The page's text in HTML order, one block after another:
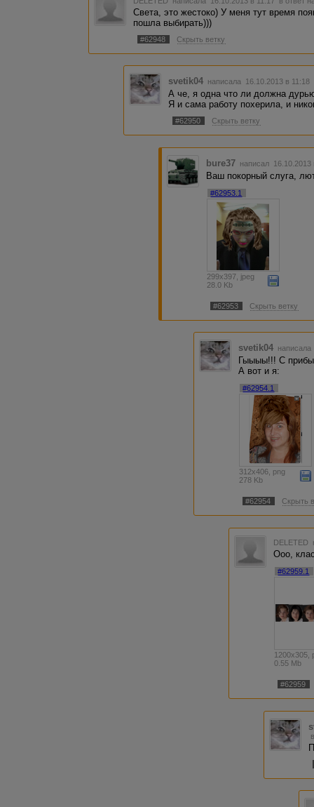
Света, это жестоко) У меня тут время
пошла выбирать)))
#62948 Скрыть ветку
svetik04 написала 16.10.2013 в 11:18
А че, я одна что ли должна
Я и сама работу похерила, и
#62950 Скрыть ветку
bure37 написал
Ваш покорный слуга,
#62953.1
299x397, jpeg
28.0 Kb
#62953 Скрыть ветку
svetik04
Гыыыы!!! С
А вот и я:
#62954.1
312x406, png
278 Kb
#62954 Скрыть
DELETED
Ооо,
#62959.1
1200x305,
0.55 Mb
#62959